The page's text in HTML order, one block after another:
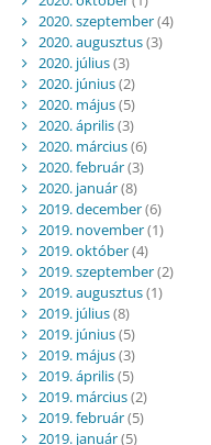
2020. szeptember(4)
2020. augusztus(3)
2020. július(3)
2020. június(2)
2020. május(5)
2020. április(3)
2020. március(6)
2020. február(3)
2020. január(8)
2019. december(6)
2019. november(1)
2019. október(4)
2019. szeptember(2)
2019. augusztus(1)
2019. július(8)
2019. június(5)
2019. május(3)
2019. április(5)
2019. március(2)
2019. február(5)
2019. január(5)